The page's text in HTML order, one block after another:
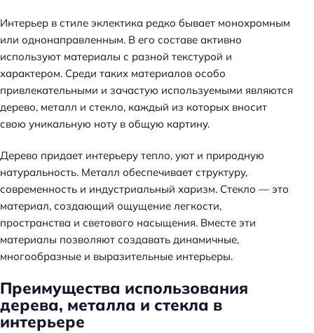
Интерьер в стиле эклектика редко бывает монохромным
или однонаправленным. В его составе активно
используют материалы с разной текстурой и
характером. Среди таких материалов особо
привлекательными и зачастую используемыми являются
дерево, металл и стекло, каждый из которых вносит
свою уникальную ноту в общую картину.
Дерево придает интерьеру тепло, уют и природную
натуральность. Металл обеспечивает структуру,
современность и индустриальный харизм. Стекло — это
материал, создающий ощущение легкости,
пространства и светового насыщения. Вместе эти
материалы позволяют создавать динамичные,
многообразные и выразительные интерьеры.
Преимущества использования
дерева, металла и стекла в
интерьере